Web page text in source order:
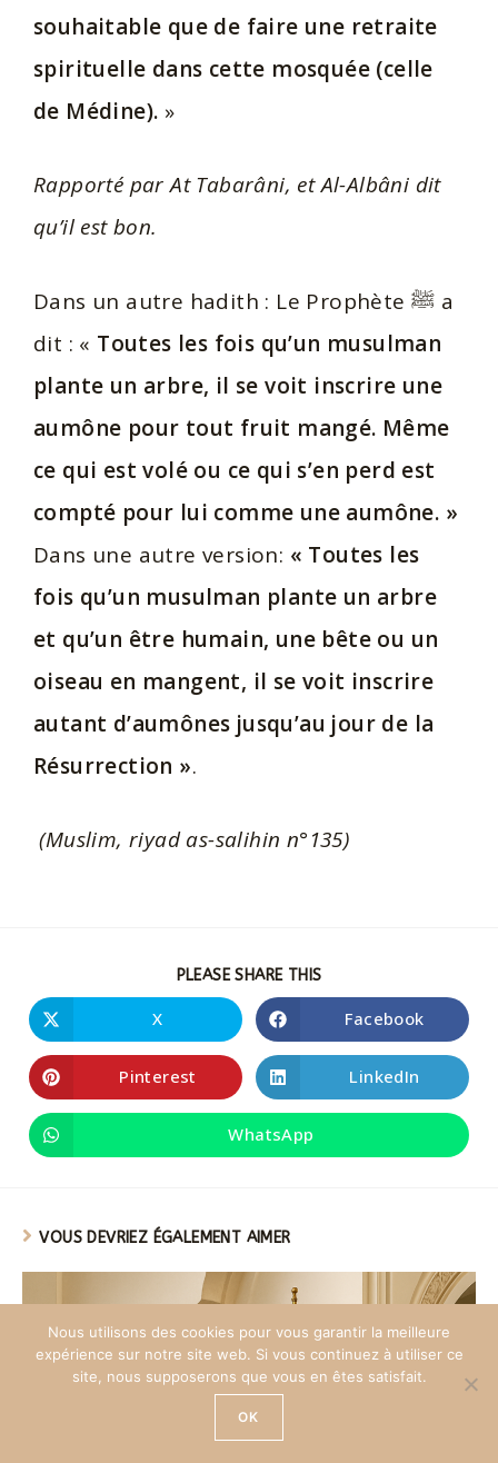
souhaitable que de faire une retraite
spirituelle dans cette mosquée (celle
de Médine). »
Rapporté par At Tabarâni, et Al-Albâni dit
qu’il est bon.
Dans un autre hadith : Le Prophète ﷺ a
dit : « Toutes les fois qu’un musulman
plante un arbre, il se voit inscrire une
aumône pour tout fruit mangé. Même
ce qui est volé ou ce qui s’en perd est
compté pour lui comme une aumône. »
Dans une autre version: « Toutes les
fois qu’un musulman plante un arbre
et qu’un être humain, une bête ou un
oiseau en mangent, il se voit inscrire
autant d’aumônes jusqu’au jour de la
Résurrection ».
(Muslim, riyad as-salihin n°135)
PLEASE SHARE THIS
X Facebook
Pinterest LinkedIn
WhatsApp
VOUS DEVRIEZ ÉGALEMENT AIMER
Nous utilisons des cookies pour vous garantir la meilleure
expérience sur notre site web. Si vous continuez à utiliser ce
site, nous supposerons que vous en êtes satisfait.
OK